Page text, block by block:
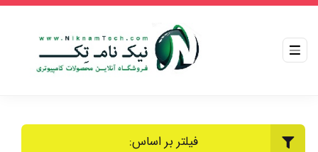
فیلتر بر اساس: